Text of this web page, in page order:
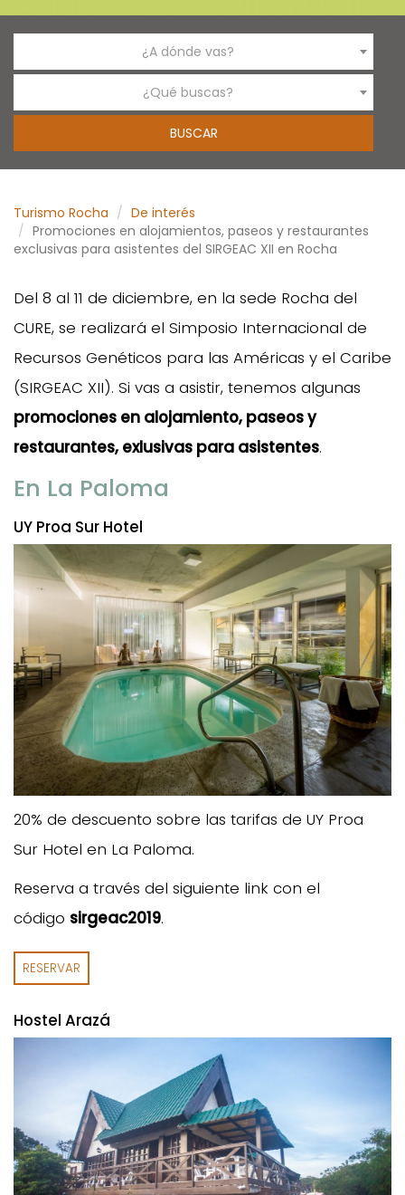
¿A dónde vas?
¿Qué buscas?
Turismo Rocha
De interés
Promociones en alojamientos, paseos y restaurantes
exclusivas para asistentes del SIRGEAC XII en Rocha
Del 8 al 11 de diciembre, en la sede Rocha del
CURE, se realizará el Simposio Internacional de
Recursos Genéticos para las Américas y el Caribe
(SIRGEAC XII). Si vas a asistir, tenemos algunas
promociones en alojamiento, paseos y
restaurantes, exlusivas para asistentes.
En La Paloma
UY Proa Sur Hotel
20% de descuento sobre las tarifas de UY Proa
Sur Hotel en La Paloma.
Reserva a través del siguiente link con el
código sirgeac2019.
RESERVAR
Hostel Arazá